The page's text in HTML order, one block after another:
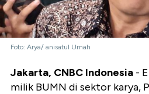
Foto: Arya/ anisatul Umah
Jakarta, CNBC Indonesia -
milik BUMN di sektor karya,